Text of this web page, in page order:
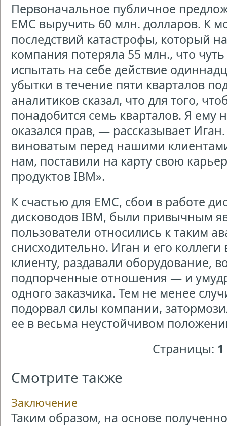
Первоначальное публичное
ЕМС выручить 60 млн. долларов. К
последствий катастрофы, который
компания потеряла 55 млн., что
испытать на себе действие
убытки в течение пяти кварталов
аналитиков сказал, что для того,
понадобится семь кварталов. Я ему
оказался прав, — рассказывает
виноватым перед нашими
нам, поставили на карту свою
продуктов IBM».
К счастью для ЕМС, сбои в работе
дисководов IBM, были привычным
пользователи относились к таким
снисходительно. Иган и его
клиенту, раздавали оборудование,
подпорченные отношения — и
одного заказчика. Тем не менее
подорвал силы компании,
ее в весьма неустойчивом
Страницы: 1
Смотрите также
Заключение
Таким образом, на основе